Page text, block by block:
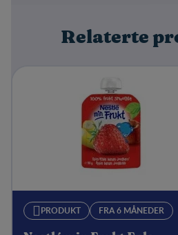
Skriv en omtale
Relaterte
PRODUKT FRA 6 MÅNEDER